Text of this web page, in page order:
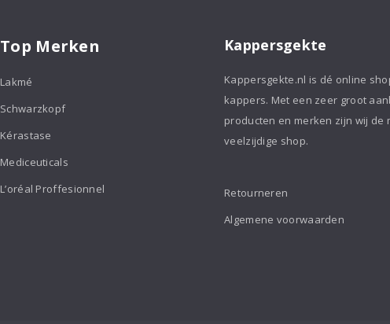
Top Merken
Lakmé
Schwarzkopf
Kérastase
Mediceuticals
L’oréal Proffesionnel
Kappersgekte
Kappersgekte.nl is dé online
kappers. Met een zeer groot
producten en merken zijn wij de
veelzijdige shop.
Retourneren
Algemene voorwaarden